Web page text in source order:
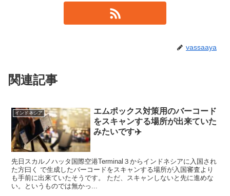
vassaaya
関連記事
インドネシア
エムポックス対策用のバーコード
をスキャンする場所が出来ていた
みたいです✈️
先日スカルノハッタ国際空港Terminal３からインドネシアに入国され
た方曰く で生成したバーコードをスキャンする場所が入国審査より
も手前に出来ていたそうです。 ただ、スキャンしないと先に進めな
い。というものでは無かっ...